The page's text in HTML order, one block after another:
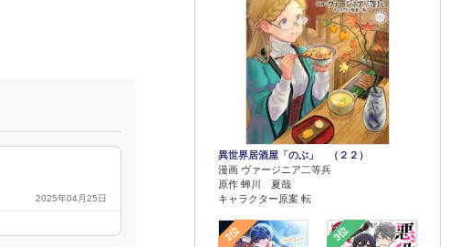
2025年04月25日
異世界居酒屋「のぶ」 （２２）
漫画 ヴァージニア二等兵
原作 蝉川 夏哉
キャラクター原案 転
2位 3位